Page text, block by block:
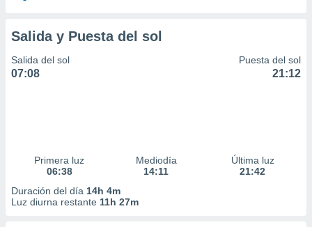
Salida y Puesta del sol
Salida del sol
07:08
Puesta del sol
21:12
Primera luz
06:38
Mediodía
14:11
Última luz
21:42
Duración del día 14h 4m
Luz diurna restante 11h 27m